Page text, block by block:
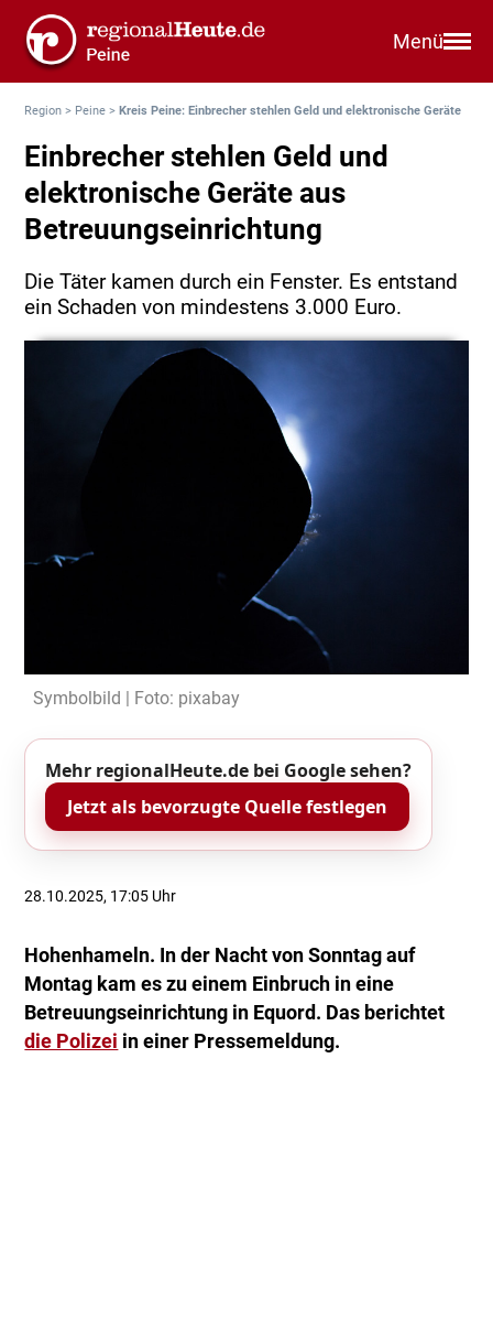
Menü
Region > Peine >Kreis Peine: Einbrecher stehlen Geld und elektronische Geräte
Einbrecher stehlen Geld und
elektronische Geräte aus
Betreuungseinrichtung
Die Täter kamen durch ein Fenster. Es entstand
ein Schaden von mindestens 3.000 Euro.
Symbolbild | Foto: pixabay
Mehr regionalHeute.de bei Google sehen?
Jetzt als bevorzugte Quelle festlegen
28.10.2025, 17:05 Uhr
Hohenhameln. In der Nacht von Sonntag auf
Montag kam es zu einem Einbruch in eine
Betreuungseinrichtung in Equord. Das berichtet
die Polizei in einer Pressemeldung.